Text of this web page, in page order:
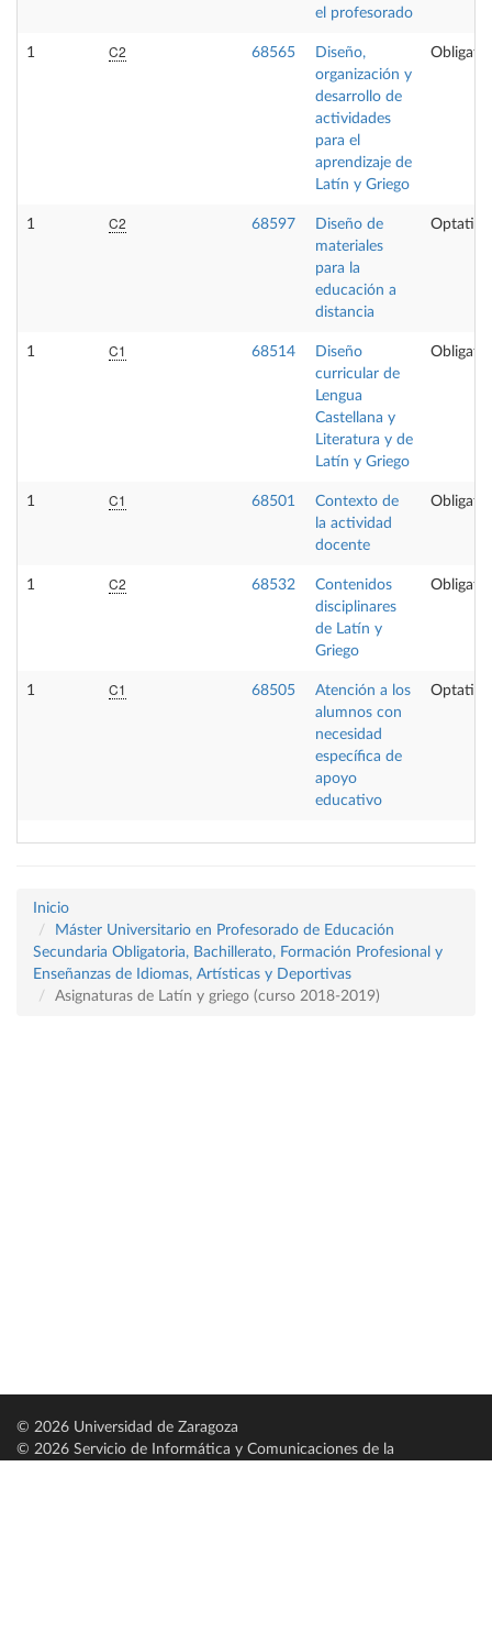
el profesorado
1 C2 68565
Diseño,
organización y
desarrollo de
actividades
para el
aprendizaje de
Latín y Griego
1 C2 68597
Diseño de
materiales
para la
educación a
distancia
Optativa
1 C1 68514
Diseño
curricular de
Lengua
Castellana y
Literatura y de
Latín y Griego
1 C1 68501
Contexto de
la actividad
docente
1 C2 68532
Contenidos
disciplinares
de Latín y
Griego
1 C1 68505
Atención a los
alumnos con
necesidad
específica de
apoyo
educativo
Optativa
Inicio
Máster Universitario en Profesorado de Educación
Secundaria Obligatoria, Bachillerato, Formación Profesional y
Enseñanzas de Idiomas, Artísticas y Deportivas
Asignaturas de Latín y griego (curso 2018-2019)
© 2026 Universidad de Zaragoza
© 2026 Servicio de Informática y Comunicaciones de la